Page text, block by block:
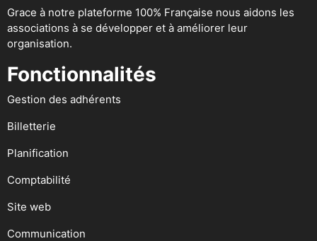
Grace à notre plateforme 100% Française nous aidons les
associations à se développer et à améliorer leur
organisation.
Fonctionnalités
Gestion des adhérents
Billetterie
Planification
Comptabilité
Site web
Communication